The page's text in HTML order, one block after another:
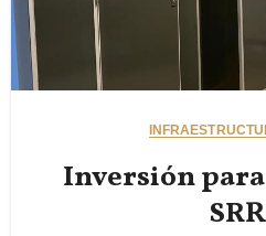
Inversión